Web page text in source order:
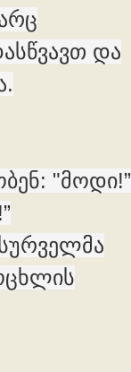
და
"მოდი!”